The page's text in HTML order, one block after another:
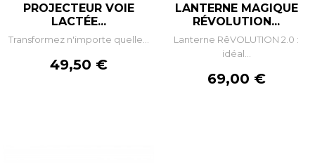
PROJECTEUR VOIE
LACTÉE...
Transformez n'importe quelle...
Prix
49,50 €
LANTERNE MAGIQUE
RÉVOLUTION...
Lanterne RêVOLUTION 2.0 :
idéal...
Prix
69,00 €